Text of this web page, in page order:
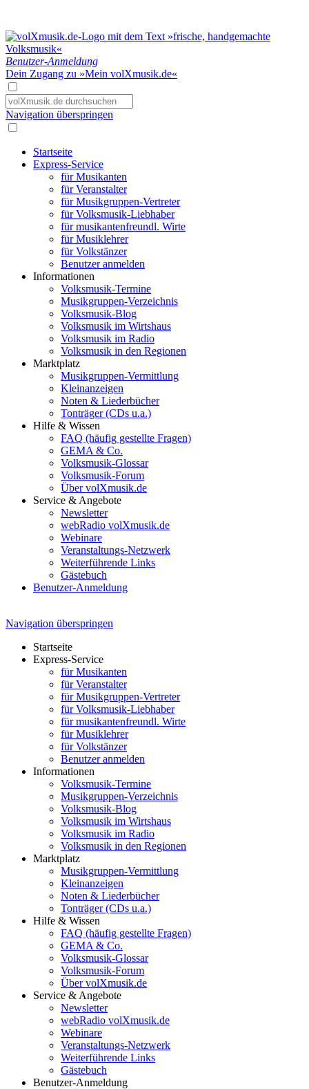
Benutzer-Anmeldung
Dein Zugang zu »Mein volXmusik.de«
Navigation überspringen
Startseite
Express-Service
für Musikanten
für Veranstalter
für Musikgruppen-Vertreter
für Volksmusik-Liebhaber
für musikantenfreundl. Wirte
für Musiklehrer
für Volkstänzer
Benutzer anmelden
Informationen
Volksmusik-Termine
Musikgruppen-Verzeichnis
Volksmusik-Blog
Volksmusik im Wirtshaus
Volksmusik im Radio
Volksmusik in den Regionen
Marktplatz
Musikgruppen-Vermittlung
Kleinanzeigen
Noten & Liederbücher
Tonträger (CDs u.a.)
Hilfe & Wissen
FAQ (häufig gestellte Fragen)
GEMA & Co.
Volksmusik-Glossar
Volksmusik-Forum
Über volXmusik.de
Service & Angebote
Newsletter
webRadio volXmusik.de
Webinare
Veranstaltungs-Netzwerk
Weiterführende Links
Gästebuch
Benutzer-Anmeldung
Navigation überspringen
Startseite
Express-Service
für Musikanten
für Veranstalter
für Musikgruppen-Vertreter
für Volksmusik-Liebhaber
für musikantenfreundl. Wirte
für Musiklehrer
für Volkstänzer
Benutzer anmelden
Informationen
Volksmusik-Termine
Musikgruppen-Verzeichnis
Volksmusik-Blog
Volksmusik im Wirtshaus
Volksmusik im Radio
Volksmusik in den Regionen
Marktplatz
Musikgruppen-Vermittlung
Kleinanzeigen
Noten & Liederbücher
Tonträger (CDs u.a.)
Hilfe & Wissen
FAQ (häufig gestellte Fragen)
GEMA & Co.
Volksmusik-Glossar
Volksmusik-Forum
Über volXmusik.de
Service & Angebote
Newsletter
webRadio volXmusik.de
Webinare
Veranstaltungs-Netzwerk
Weiterführende Links
Gästebuch
Benutzer-Anmeldung